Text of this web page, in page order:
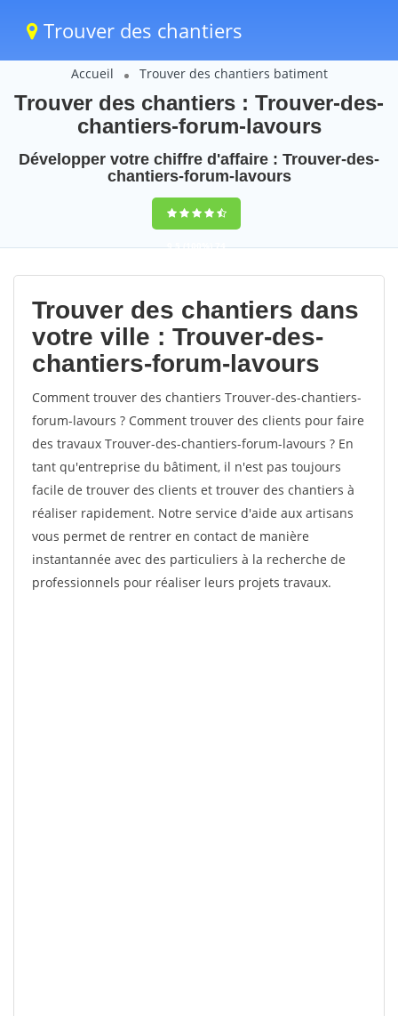
Trouver des chantiers
Accueil Trouver des chantiers batiment
Trouver des chantiers : Trouver-des-
chantiers-forum-lavours
Développer votre chiffre d'affaire : Trouver-des-
chantiers-forum-lavours
9,5(100%)74
votes
Trouver des chantiers dans
votre ville : Trouver-des-
chantiers-forum-lavours
Comment trouver des chantiers Trouver-des-chantiers-
forum-lavours ? Comment trouver des clients pour faire
des travaux Trouver-des-chantiers-forum-lavours ? En
tant qu'entreprise du bâtiment, il n'est pas toujours
facile de trouver des clients et trouver des chantiers à
réaliser rapidement. Notre service d'aide aux artisans
vous permet de rentrer en contact de manière
instantannée avec des particuliers à la recherche de
professionnels pour réaliser leurs projets travaux.